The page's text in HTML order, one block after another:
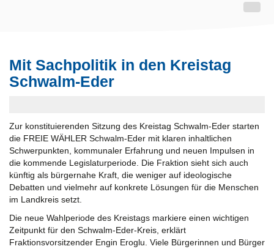
Mit Sachpolitik in den Kreistag
Schwalm-Eder
Zur konstituierenden Sitzung des Kreistag Schwalm-Eder starten
die FREIE WÄHLER Schwalm-Eder mit klaren inhaltlichen
Schwerpunkten, kommunaler Erfahrung und neuen Impulsen in
die kommende Legislaturperiode. Die Fraktion sieht sich auch
künftig als bürgernahe Kraft, die weniger auf ideologische
Debatten und vielmehr auf konkrete Lösungen für die Menschen
im Landkreis setzt.
Die neue Wahlperiode des Kreistags markiere einen wichtigen
Zeitpunkt für den Schwalm-Eder-Kreis, erklärt
Fraktionsvorsitzender Engin Eroglu. Viele Bürgerinnen und Bürger